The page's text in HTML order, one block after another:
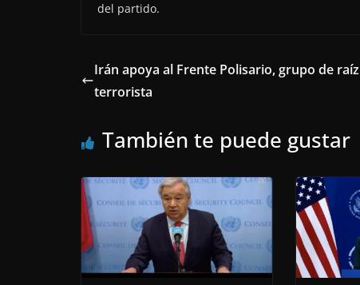
del partido.
Irán apoya al Frente Polisario, grupo de raíz
terrorista
También te puede gustar